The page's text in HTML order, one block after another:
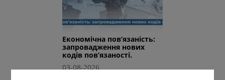
Економічна пов’язаність:
запровадження нових
кодів пов’язаності.
03-08-2026